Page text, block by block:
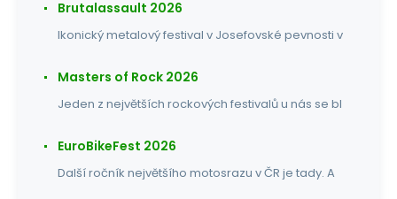
Brutalassault 2026
Ikonický metalový festival v Josefovské pevnosti v
Masters of Rock 2026
Jeden z největších rockových festivalů u nás se bl
EuroBikeFest 2026
Další ročník největšího motosrazu v ČR je tady. A